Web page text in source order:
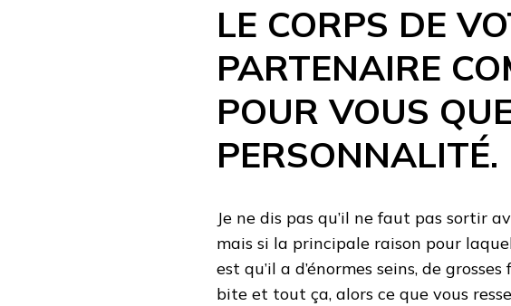
LE CORPS DE
PARTENAIRE
POUR VOUS
PERSONNALITÉ.
Je ne dis pas qu’il ne faut pas sortir
mais si la principale raison pour
est qu’il a d’énormes seins, de
bite et tout ça, alors ce que vous